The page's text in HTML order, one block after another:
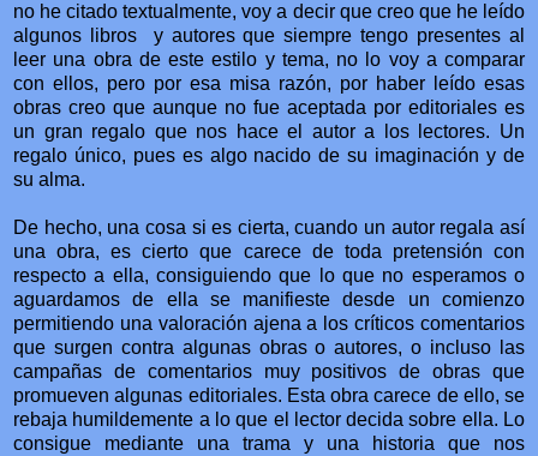
no he citado textualmente, voy a decir que creo que he leído
algunos libros y autores que siempre tengo presentes al
leer una obra de este estilo y tema, no lo voy a comparar
con ellos, pero por esa misa razón, por haber leído esas
obras creo que aunque no fue aceptada por editoriales es
un gran regalo que nos hace el autor a los lectores. Un
regalo único, pues es algo nacido de su imaginación y de
su alma.
De hecho, una cosa si es cierta, cuando un autor regala así
una obra, es cierto que carece de toda pretensión con
respecto a ella, consiguiendo que lo que no esperamos o
aguardamos de ella se manifieste desde un comienzo
permitiendo una valoración ajena a los críticos comentarios
que surgen contra algunas obras o autores, o incluso las
campañas de comentarios muy positivos de obras que
promueven algunas editoriales. Esta obra carece de ello, se
rebaja humildemente a lo que el lector decida sobre ella. Lo
consigue mediante una trama y una historia que nos